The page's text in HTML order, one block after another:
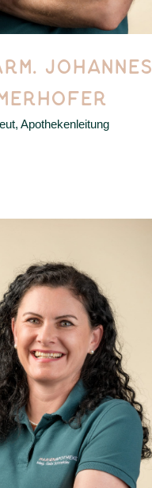
JOHANNES
Apothekenleitung